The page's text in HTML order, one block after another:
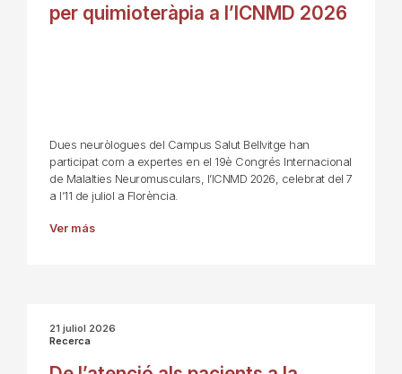
per quimioteràpia a l’ICNMD 2026
Dues neuròlogues del Campus Salut Bellvitge han
participat com a expertes en el 19è Congrés Internacional
de Malalties Neuromusculars, l’ICNMD 2026, celebrat del 7
a l’11 de juliol a Florència.
Ver más
21 juliol 2026
Recerca